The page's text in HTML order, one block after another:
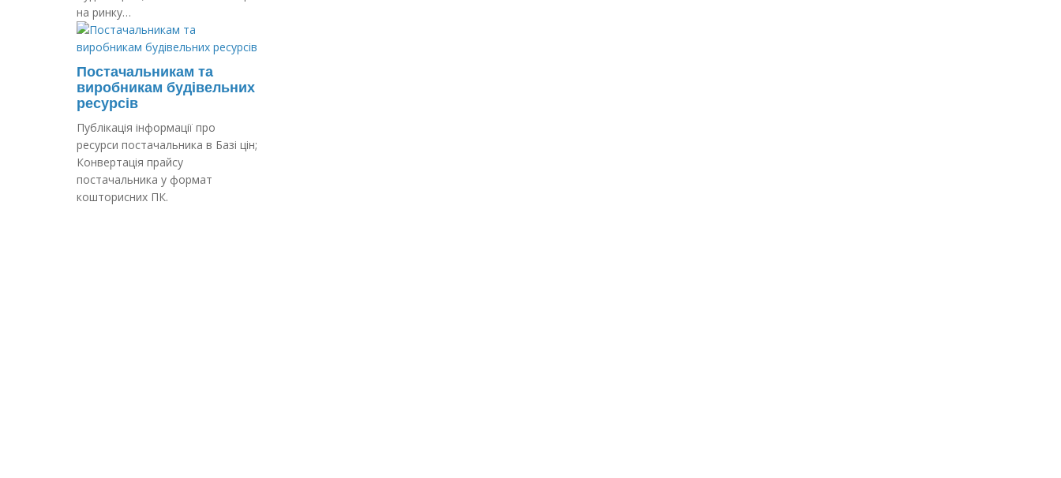
на ринку…
Постачальникам та
виробникам будівельних
ресурсів
Публікація інформації про
ресурси постачальника в Базі цін;
Конвертація прайсу
постачальника у формат
кошторисних ПК.